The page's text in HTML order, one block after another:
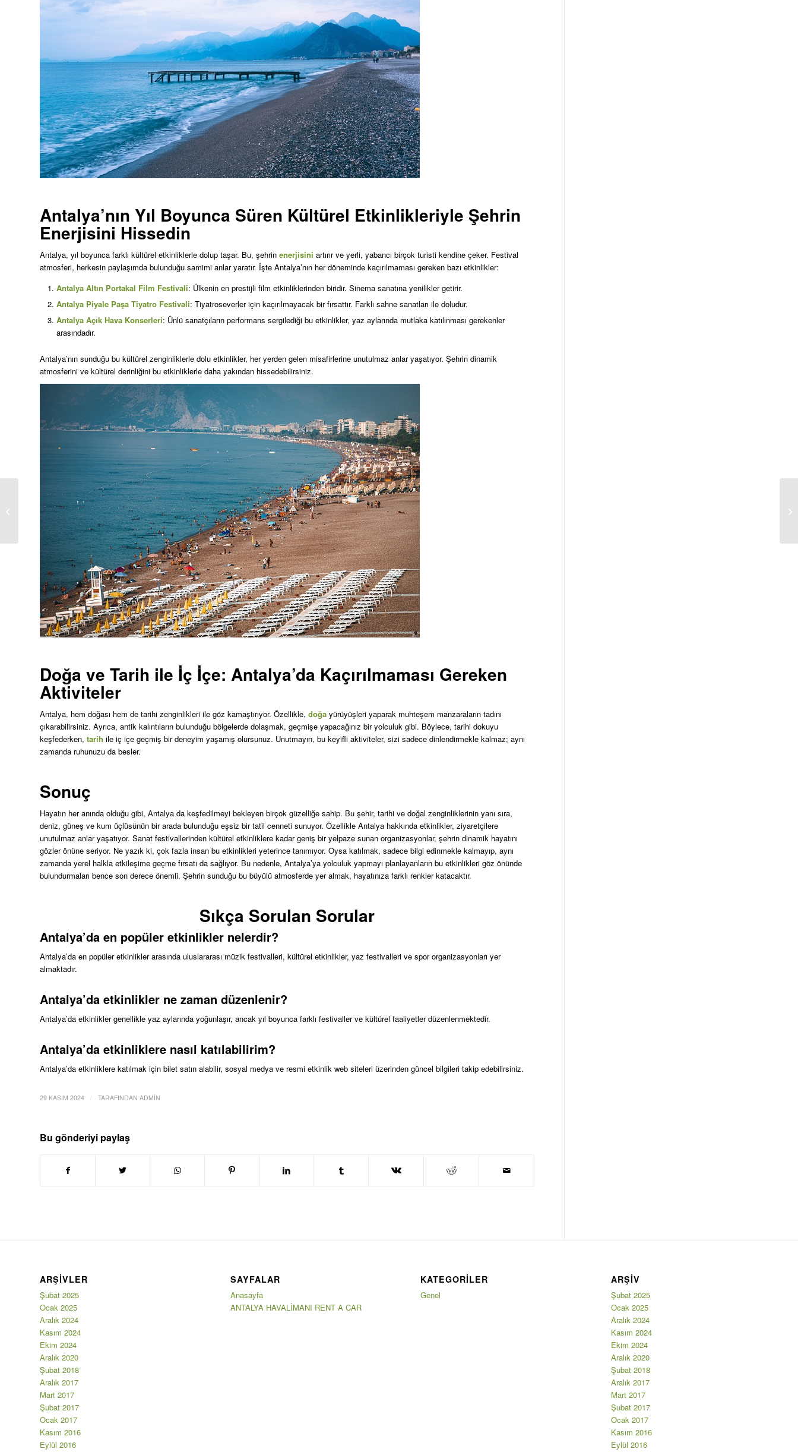
Antalya’nın Yıl Boyunca Süren Kültürel Etkinlikleriyle Şehrin
Enerjisini Hissedin
Antalya, yıl boyunca farklı kültürel etkinliklerle dolup taşar. Bu, şehrin enerjisini artırır ve yerli, yabancı birçok turisti kendine çeker. Festival
atmosferi, herkesin paylaşımda bulunduğu samimi anlar yaratır. İşte Antalya’nın her döneminde kaçırılmaması gereken bazı etkinlikler:
Antalya Altın Portakal Film Festivali: Ülkenin en prestijli film etkinliklerinden biridir. Sinema sanatına yenilikler getirir.
Antalya Piyale Paşa Tiyatro Festivali: Tiyatroseverler için kaçırılmayacak bir fırsattır. Farklı sahne sanatları ile doludur.
Antalya Açık Hava Konserleri: Ünlü sanatçıların performans sergilediği bu etkinlikler, yaz aylarında mutlaka katılınması gerekenler
arasındadır.
Antalya’nın sunduğu bu kültürel zenginliklerle dolu etkinlikler, her yerden gelen misafirlerine unutulmaz anlar yaşatıyor. Şehrin dinamik
atmosferini ve kültürel derinliğini bu etkinliklerle daha yakından hissedebilirsiniz.
Doğa ve Tarih ile İç İçe: Antalya’da Kaçırılmaması Gereken
Aktiviteler
Antalya, hem doğası hem de tarihi zenginlikleri ile göz kamaştırıyor. Özellikle, doğa yürüyüşleri yaparak muhteşem manzaraların tadını
çıkarabilirsiniz. Ayrıca, antik kalıntıların bulunduğu bölgelerde dolaşmak, geçmişe yapacağınız bir yolculuk gibi. Böylece, tarihi dokuyu
keşfederken, tarih ile iç içe geçmiş bir deneyim yaşamış olursunuz. Unutmayın, bu keyifli aktiviteler, sizi sadece dinlendirmekle kalmaz; aynı
zamanda ruhunuzu da besler.
Sonuç
Hayatın her anında olduğu gibi, Antalya da keşfedilmeyi bekleyen birçok güzelliğe sahip. Bu şehir, tarihi ve doğal zenginliklerinin yanı sıra,
deniz, güneş ve kum üçlüsünün bir arada bulunduğu eşsiz bir tatil cenneti sunuyor. Özellikle Antalya hakkında etkinlikler, ziyaretçilere
unutulmaz anlar yaşatıyor. Sanat festivallerinden kültürel etkinliklere kadar geniş bir yelpaze sunan organizasyonlar, şehrin dinamik hayatını
gözler önüne seriyor. Ne yazık ki, çok fazla insan bu etkinlikleri yeterince tanımıyor. Oysa katılmak, sadece bilgi edinmekle kalmayıp, aynı
zamanda yerel halkla etkileşime geçme fırsatı da sağlıyor. Bu nedenle, Antalya’ya yolculuk yapmayı planlayanların bu etkinlikleri göz önünde
bulundurmaları bence son derece önemli. Şehrin sunduğu bu büyülü atmosferde yer almak, hayatınıza farklı renkler katacaktır.
Sıkça Sorulan Sorular
Antalya’da en popüler etkinlikler nelerdir?
Antalya’da en popüler etkinlikler arasında uluslararası müzik festivalleri, kültürel etkinlikler, yaz festivalleri ve spor organizasyonları yer
almaktadır.
Antalya’da etkinlikler ne zaman düzenlenir?
Antalya’da etkinlikler genellikle yaz aylarında yoğunlaşır, ancak yıl boyunca farklı festivaller ve kültürel faaliyetler düzenlenmektedir.
Antalya’da etkinliklere nasıl katılabilirim?
Antalya’da etkinliklere katılmak için bilet satın alabilir, sosyal medya ve resmi etkinlik web siteleri üzerinden güncel bilgileri takip edebilirsiniz.
29 KASIM 2024 TARAFINDAN ADMIN
Bu gönderiyi paylaş
ARŞIVLER
Şubat 2025
Ocak 2025
Aralık 2024
Kasım 2024
Ekim 2024
Aralık 2020
Şubat 2018
Aralık 2017
Mart 2017
Şubat 2017
Ocak 2017
Kasım 2016
Eylül 2016
SAYFALAR
Anasayfa
ANTALYA HAVALİMANI RENT A CAR
KATEGORILER
Genel
ARŞIV
Şubat 2025
Ocak 2025
Aralık 2024
Kasım 2024
Ekim 2024
Aralık 2020
Şubat 2018
Aralık 2017
Mart 2017
Şubat 2017
Ocak 2017
Kasım 2016
Eylül 2016
Antalya: Tarih, Doğa ve
Kültürle Dolu Bir Cennet